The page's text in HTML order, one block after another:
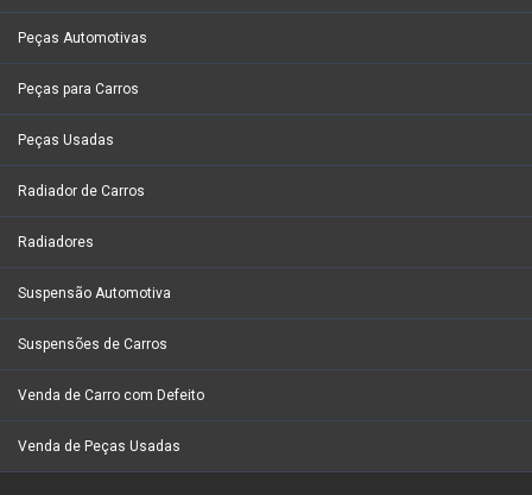
Peças Automotivas
Peças para Carros
Peças Usadas
Radiador de Carros
Radiadores
Suspensão Automotiva
Suspensões de Carros
Venda de Carro com Defeito
Venda de Peças Usadas